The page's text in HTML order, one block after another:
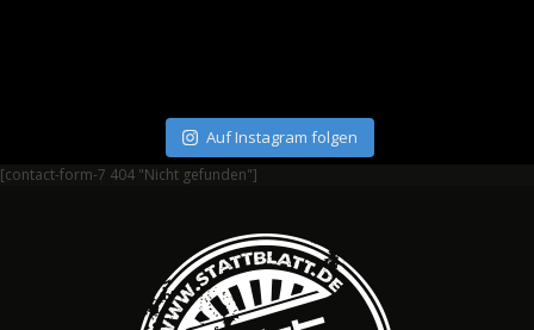
Auf Instagram folgen
[contact-form-7 404 "Nicht gefunden"]